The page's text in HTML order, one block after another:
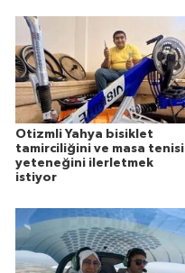
Otizmli Yahya bisiklet
tamirciliğini ve masa tenisi
yeteneğini ilerletmek
istiyor